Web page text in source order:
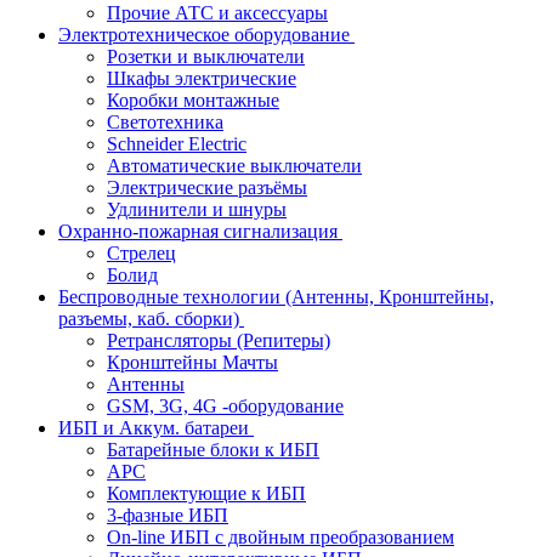
Прочие АТС и аксессуары
Электротехническое оборудование
Розетки и выключатели
Шкафы электрические
Коробки монтажные
Светотехника
Schneider Electric
Автоматические выключатели
Электрические разъёмы
Удлинители и шнуры
Охранно-пожарная сигнализация
Стрелец
Болид
Беспроводные технологии (Антенны, Кронштейны,
разъемы, каб. сборки)
Ретрансляторы (Репитеры)
Кронштейны Мачты
Антенны
GSM, 3G, 4G -оборудование
ИБП и Аккум. батареи
Батарейные блоки к ИБП
APC
Комплектующие к ИБП
3-фазные ИБП
On-line ИБП с двойным преобразованием